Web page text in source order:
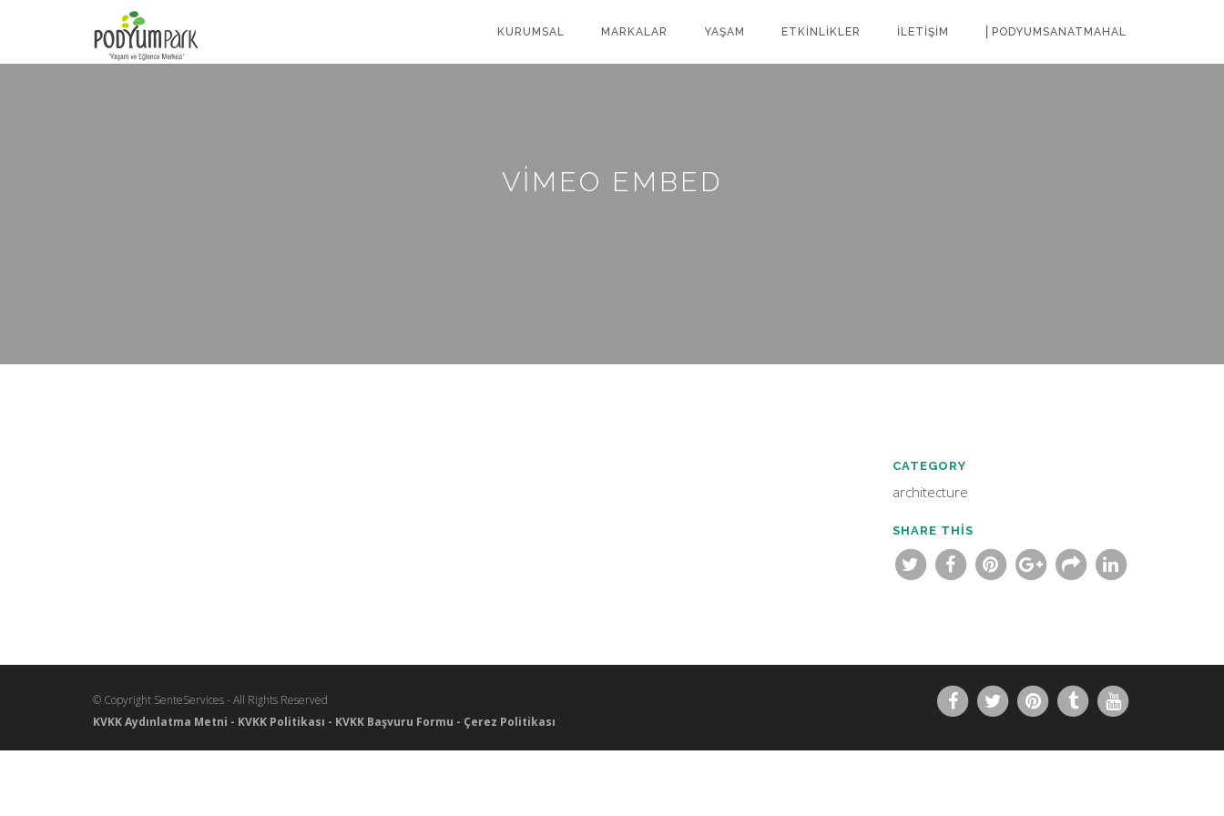
KURUMSAL MARKALAR YAŞAM ETKİNLİKLER İLETİŞİM ⎜PODYUMSANATMAHAL
VIMEO EMBED
CATEGORY
architecture
SHARE THIS
© Copyright SenteServices - All Rights Reserved
KVKK Aydınlatma Metni - KVKK Politikası - KVKK Başvuru Formu - Çerez Politikası